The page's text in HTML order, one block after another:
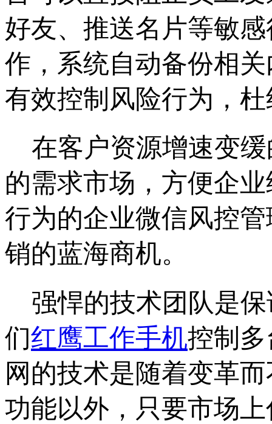
好友、推送名片等敏
作，系统自动备份相
有效控制风险行为，
在客户资源增速变缓
的需求市场，方便企
行为的企业微信风控
销的蓝海商机。
强悍的技术团队是保
们红鹰工作手机控制
网的技术是随着变革
功能以外，只要市场